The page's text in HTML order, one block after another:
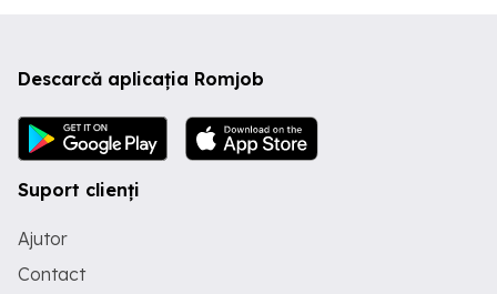
Descarcă aplicația Romjob
Suport clienți
Ajutor
Contact